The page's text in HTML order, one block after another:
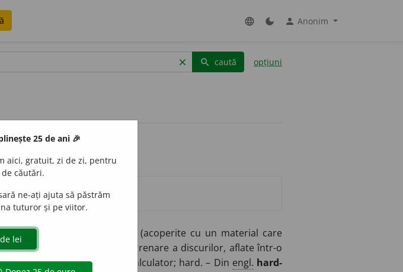
language dark_mode person Anonim
clear search caută opțiuni
sau mai multe discuri rigide (acoperite cu un material care
scriere și un motor de antrenare a discurilor, aflate într-o
mare a datelor dintr-un calculator; hard. – Din engl. hard-
25 de ani 🎉
aici, gratuit, zi de zi, pentru
căutări.
ne-ați ajuta să păstrăm
tuturor și pe viitor.